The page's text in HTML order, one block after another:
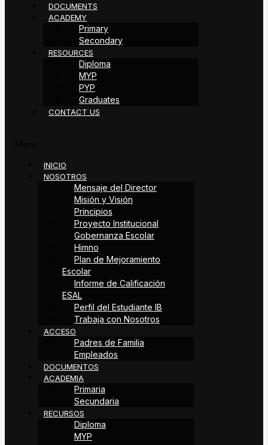
DOCUMENTS
ACADEMY
Primary
Secondary
RESOURCES
Diploma
MYP
PYP
Graduates
CONTACT US
INICIO
NOSOTROS
Mensaje del Director
Misión y Visión
Principios
Proyecto Institucional
Gobernanza Escolar
Himno
Plan de Mejoramiento
Escolar
Informe de Calificación
ESAL
Perfil del Estudiante IB
Trabaja con Nosotros
ACCESO
Padres de Familia
Empleados
DOCUMENTOS
ACADEMIA
Primaria
Secundaria
RECURSOS
Diploma
MYP